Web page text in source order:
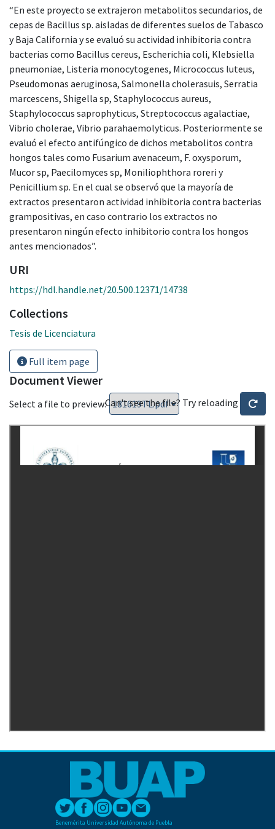
“En este proyecto se extrajeron metabolitos secundarios, de
cepas de Bacillus sp. aisladas de diferentes suelos de Tabasco
y Baja California y se evaluó su actividad inhibitoria contra
bacterias como Bacillus cereus, Escherichia coli, Klebsiella
pneumoniae, Listeria monocytogenes, Micrococcus luteus,
Pseudomonas aeruginosa, Salmonella cholerasuis, Serratia
marcescens, Shigella sp, Staphylococcus aureus,
Staphylococcus saprophyticus, Streptococcus agalactiae,
Vibrio cholerae, Vibrio parahaemolyticus. Posteriormente se
evaluó el efecto antifúngico de dichos metabolitos contra
hongos tales como Fusarium avenaceum, F. oxysporum,
Mucor sp, Paecilomyces sp, Moniliophthora roreri y
Penicillium sp. En el cual se observó que la mayoría de
extractos presentaron actividad inhibitoria contra bacterias
grampositivas, en caso contrario los extractos no
presentaron ningún efecto inhibitorio contra los hongos
antes mencionados”.
URI
https://hdl.handle.net/20.500.12371/14738
Collections
Tesis de Licenciatura
Full item page
Document Viewer
Select a file to preview:Can't see the file? Try reloading
Benemérita Universidad Autónoma de Puebla